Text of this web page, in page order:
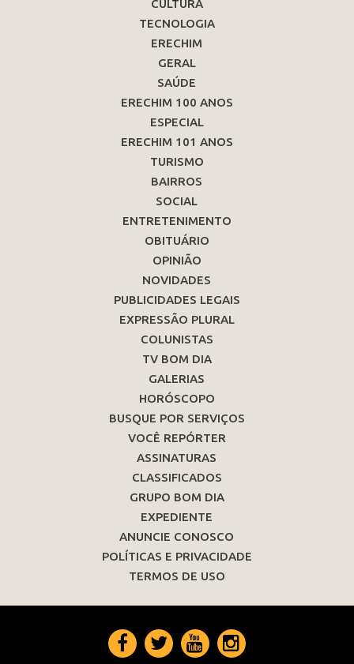
CULTURA
TECNOLOGIA
ERECHIM
GERAL
SAÚDE
ERECHIM 100 ANOS
ESPECIAL
ERECHIM 101 ANOS
TURISMO
BAIRROS
SOCIAL
ENTRETENIMENTO
OBITUÁRIO
OPINIÃO
NOVIDADES
PUBLICIDADES LEGAIS
EXPRESSÃO PLURAL
COLUNISTAS
TV BOM DIA
GALERIAS
HORÓSCOPO
BUSQUE POR SERVIÇOS
VOCÊ REPÓRTER
ASSINATURAS
CLASSIFICADOS
GRUPO BOM DIA
EXPEDIENTE
ANUNCIE CONOSCO
POLÍTICAS E PRIVACIDADE
TERMOS DE USO